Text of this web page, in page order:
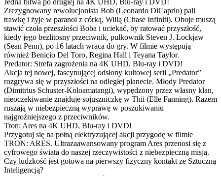
Jedna bitwa po drugiej na 4K UHD, Blu-ray i DVD!
Zrezygnowany rewolucjonista Bob (Leonardo DiCaprio) pali
trawkę i żyje w paranoi z córką, Willą (Chase Infiniti). Oboje muszą
stawić czoła przeszłości Boba i uciekać, by ratować przyszłość,
kiedy jego bezlitosny przeciwnik, pułkownik Steven J. Lockjaw
(Sean Penn), po 16 latach wraca do gry. W filmie występują
również Benicio Del Toro, Regina Hall i Teyana Taylor.
Predator: Strefa zagrożenia na 4K UHD, Blu-ray i DVD!
Akcja tej nowej, fascynującej odsłony kultowej serii „Predator”
rozgrywa się w przyszłości na odległej planecie. Młody Predator
(Dimitrius Schuster-Koloamatangi), wypędzony przez własny klan,
nieoczekiwanie znajduje sojuszniczkę w Thii (Elle Fanning). Razem
ruszają w niebezpieczną wyprawę w poszukiwaniu
najgroźniejszego z przeciwników.
Tron: Ares na 4K UHD, Blu-ray i DVD!
Przygotuj się na pełną elektryzującej akcji przygodę w filmie
TRON: ARES. Ultrazaawansowany program Ares przenosi się z
cyfrowego świata do naszej rzeczywistości z niebezpieczną misją.
Czy ludzkość jest gotowa na pierwszy fizyczny kontakt ze Sztuczną
Inteligencją?